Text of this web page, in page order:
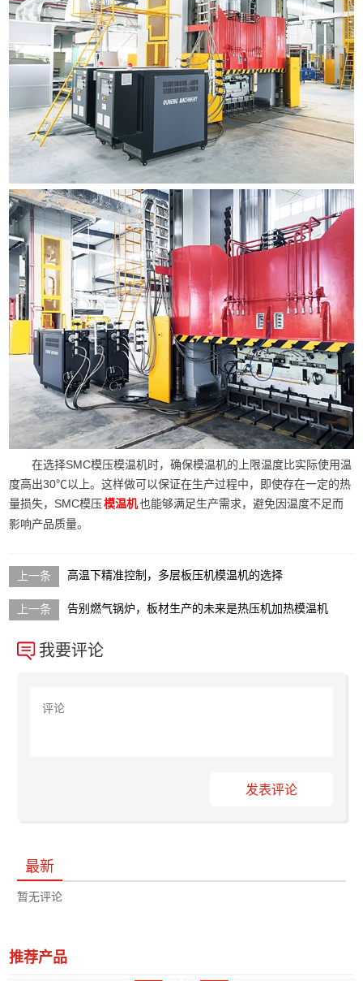
在选择SMC模压模温机时，确保模温机的上限温度比实际使用温
度高出30℃以上。这样做可以保证在生产过程中，即使存在一定的热
量损失，SMC模压模温机也能够满足生产需求，避免因温度不足而
影响产品质量。
高温下精准控制，多层板压机模温机的选择
告别燃气锅炉，板材生产的未来是热压机加热模温机
我要评论
发表评论
最新
暂无评论
推荐产品